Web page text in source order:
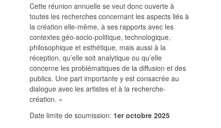
SUIVRE LA RMO
mailchimpfacebook
x instagram
googlelinkedinyoutube
Cette réunion annuelle se veut donc ouverte à
toutes les recherches concernant les aspects liés à
la création elle-même, à ses rapports avec les
contextes géo-socio-politique, technologique,
philosophique et esthétique, mais aussi à la
réception, qu’elle soit analytique ou qu’elle
concerne les problématiques de la diffusion et des
publics. Une part importante y est consacrée au
dialogue avec les artistes et à la recherche-
création. »
Date limite de soumission: 1er octobre 2025